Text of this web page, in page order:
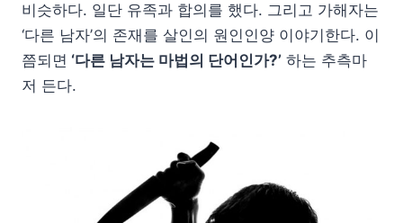
비슷하다. 일단 유족과 합의를 했다. 그리고 가해자는
‘다른 남자’의 존재를 살인의 원인인양 이야기한다. 이
쯤되면 ‘다른 남자는 마법의 단어인가?’ 하는 추측마
저 든다.